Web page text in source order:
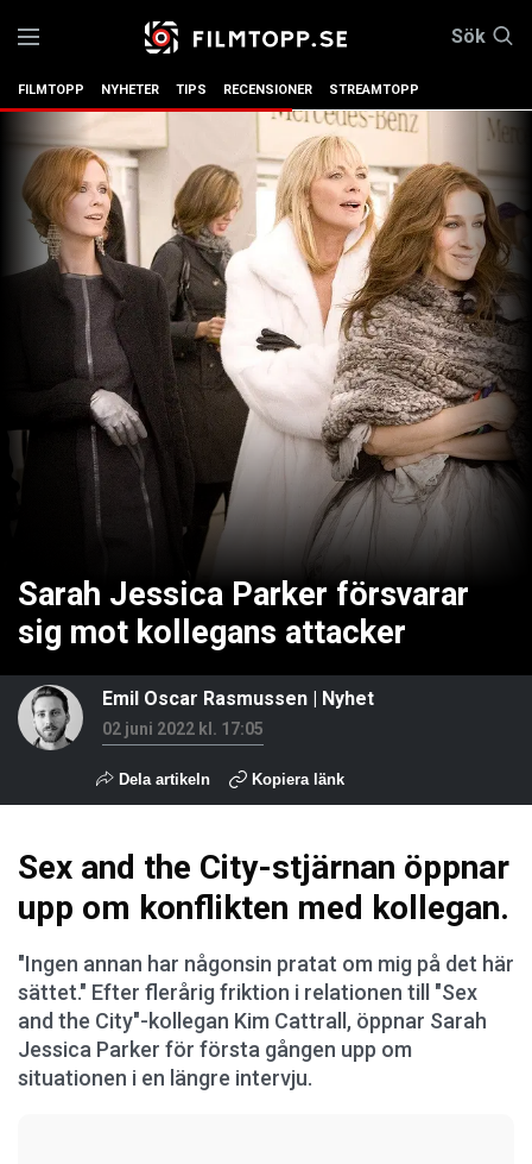
Sök
FILMTOPP NYHETER TIPS RECENSIONER STREAMTOPP
Sarah Jessica Parker försvarar
sig mot kollegans attacker
Emil Oscar Rasmussen | Nyhet
02 juni 2022 kl. 17:05
Dela artikeln Kopiera länk
Sex and the City-stjärnan öppnar
upp om konflikten med kollegan.
"Ingen annan har någonsin pratat om mig på det här
sättet." Efter flerårig friktion i relationen till "Sex
and the City"-kollegan Kim Cattrall, öppnar Sarah
Jessica Parker för första gången upp om
situationen i en längre intervju.